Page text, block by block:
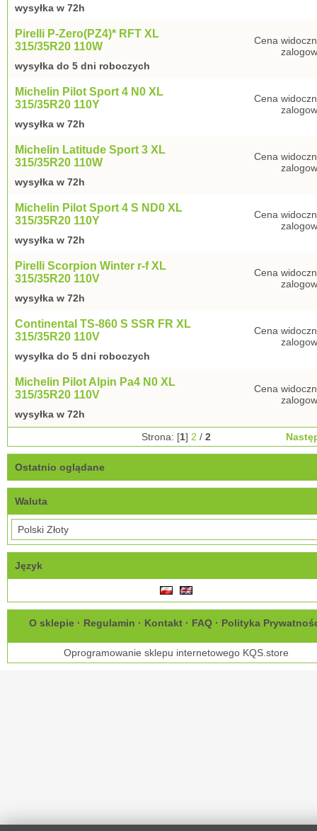
wysyłka w 72h
Pirelli P-Zero(PZ4)* RFT XL
315/35R20 110W
wysyłka do 5 dni roboczych
Cena
Michelin Pilot Sport 4 N0 XL
315/35R20 110Y
wysyłka w 72h
Cena
Michelin Latitude Sport 3 XL
315/35R20 110W
wysyłka w 72h
Cena
Michelin Pilot Sport 4 S ND0 XL
315/35R20 110Y
wysyłka w 72h
Cena
Pirelli Scorpion Winter r-f XL
315/35R20 110V
wysyłka w 72h
Cena
Continental TS-860 S SSR FR XL
315/35R20 110V
wysyłka do 5 dni roboczych
Cena
Michelin Pilot Alpin Pa4 N0 XL
315/35R20 110V
wysyłka w 72h
Cena
Strona: [1] 2 / 2
Ostatnio oglądane
Waluta
Język
O sklepie · Regulamin · Kontakt · FAQ · Polityka
Oprogramowanie sklepu internetowegoKQS.store